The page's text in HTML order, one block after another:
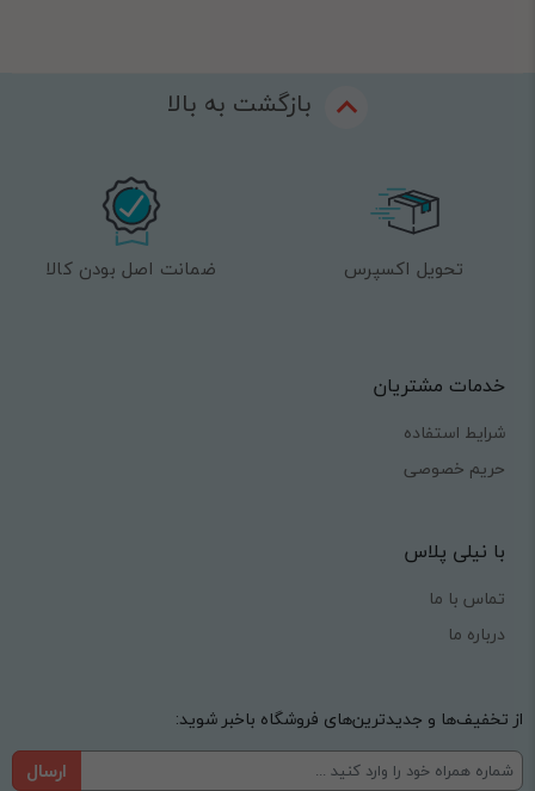
بازگشت به بالا
تحویل اکسپرس ضمانت اصل بودن کالا
خدمات مشتریان
شرایط استفاده
حریم خصوصی
با نیلی پلاس
تماس با ما
درباره ما
از تخفیف‌ها و جدیدترین‌های فروشگاه باخبر شوید:
ارسال